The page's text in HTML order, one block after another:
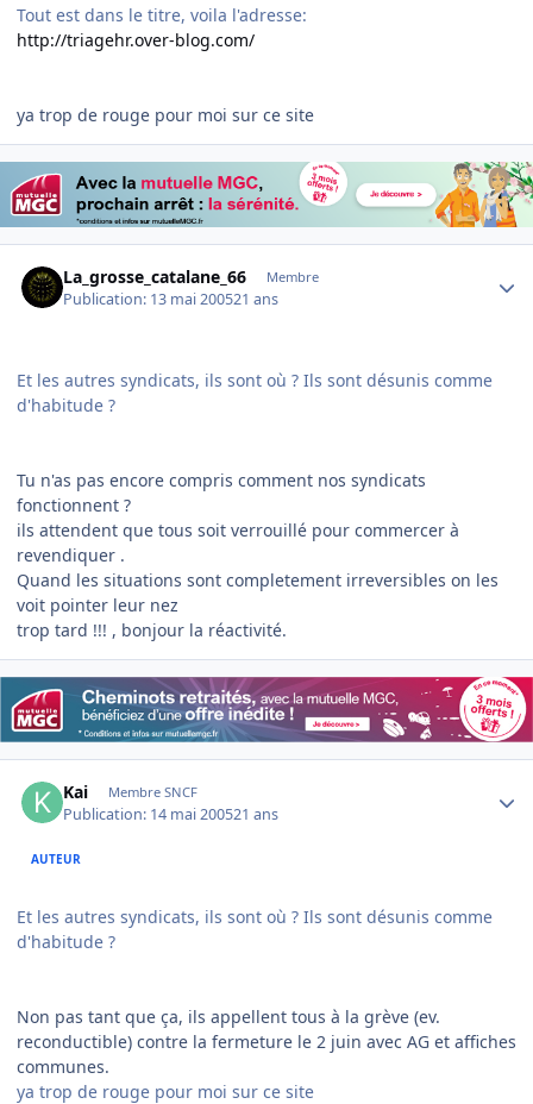
Tout est dans le titre, voila l'adresse:
http://triagehr.over-blog.com/
ya trop de rouge pour moi sur ce site
La_grosse_catalane_66 Membre
Publication: 13 mai 200521 ans
Et les autres syndicats, ils sont où ? Ils sont désunis comme
d'habitude ?
Tu n'as pas encore compris comment nos syndicats
fonctionnent ?
ils attendent que tous soit verrouillé pour commercer à
revendiquer .
Quand les situations sont completement irreversibles on les
voit pointer leur nez
trop tard !!! , bonjour la réactivité.
Kai Membre SNCF
Publication: 14 mai 200521 ans
AUTEUR
Et les autres syndicats, ils sont où ? Ils sont désunis comme
d'habitude ?
Non pas tant que ça, ils appellent tous à la grève (ev.
reconductible) contre la fermeture le 2 juin avec AG et affiches
communes.
ya trop de rouge pour moi sur ce site